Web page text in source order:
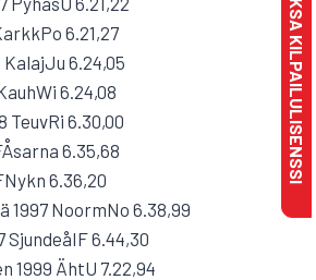
6.21,27
KalajJu 6.24,05
6.24,08
TeuvRi 6.30,00
6.35,68
6.36,20
1997 NoormNo 6.38,99
SjundeåIF 6.44,30
1999 ÄhtU 7.22,94
MAKSA KILPAILULISENSSI